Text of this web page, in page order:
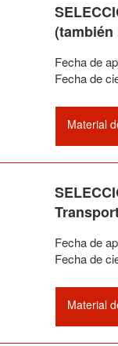
(también
Fecha de
Fecha de
Material
Fecha de
Fecha de
Material